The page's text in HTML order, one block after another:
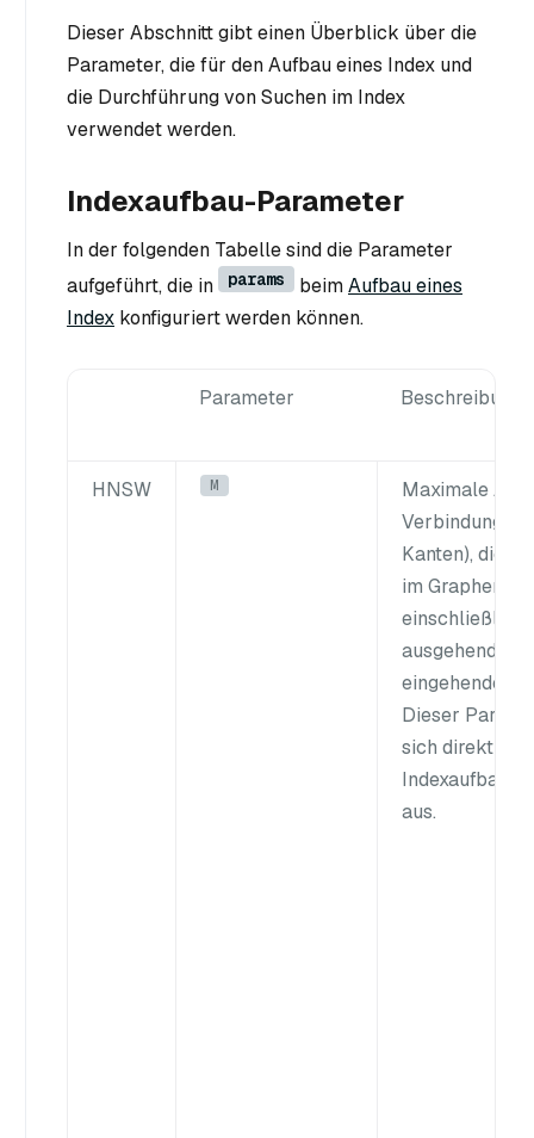
Dieser Abschnitt gibt einen Überblick über die
Parameter, die für den Aufbau eines Index und
die Durchführung von Suchen im Index
verwendet werden.
Indexaufbau-Parameter
In der folgenden Tabelle sind die Parameter
aufgeführt, die in
params beimAufbau eines
Index konfiguriert werden können.
Parameter Beschreibung
HNSW M
Maximale
Verbindungen
Kanten), die
im Graphen
einschließlich
ausgehenden
eingehenden
Dieser
sich direkt auf
Indexaufbau
aus.